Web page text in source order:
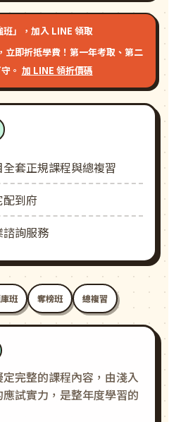
」，加入 LINE 領取
立即折抵學費！第一年考取、第二
。 加 LINE 領折價碼
套正規課程與總複習
到府
詢服務
班 奪榜班 總複習
完整的課程內容，由淺入
試實力，是整年度學習的